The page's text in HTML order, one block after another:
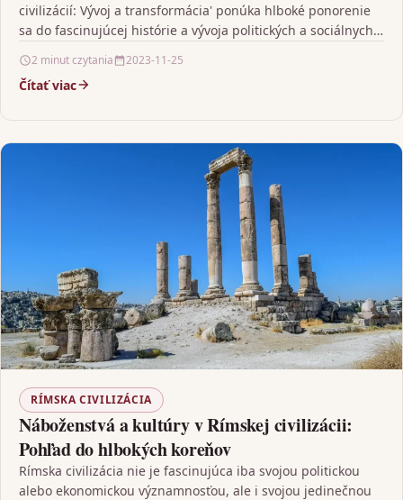
civilizácií: Vývoj a transformácia' ponúka hlboké ponorenie
sa do fascinujúcej histórie a vývoja politických a sociálnych
2 minut czytania 2023-11-25
Čítať viac
RÍMSKA CIVILIZÁCIA
Náboženstvá a kultúry v Rímskej civilizácii:
Pohľad do hlbokých koreňov
Rímska civilizácia nie je fascinujúca iba svojou politickou
alebo ekonomickou významnosťou, ale i svojou jedinečnou